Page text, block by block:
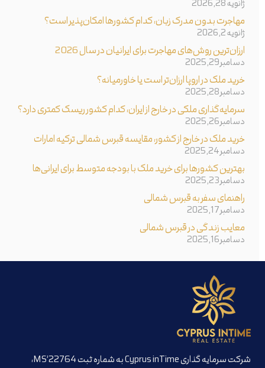
ژانویه 28, 2026
مهاجرت بدون مدرک زبان، کدام کشورها امکان‌پذیر است؟
ژانویه 2, 2026
ارزان‌ترین روش‌های مهاجرت برای ایرانیان در سال 2026
دسامبر 29, 2025
خرید ملک در اروپا ارزان‌تر است یا خاورمیانه؟
دسامبر 28, 2025
سرمایه‌گذاری ملکی در خارج از ایران، کدام کشور ریسک کمتری دارد؟
دسامبر 26, 2025
خرید ملک در خارج از کشور، مقایسه قبرس شمالی ترکیه امارات
دسامبر 24, 2025
بهترین کشورها برای خرید ملک با بودجه متوسط برای ایرانی‌ها
دسامبر 23, 2025
راهنمای سفر به قبرس شمالی
دسامبر 17, 2025
معایب زندگی در قبرس شمالی
دسامبر 16, 2025
شرکت سرمایه گذاری Cyprus inTime به شماره ثبت MS’22764،